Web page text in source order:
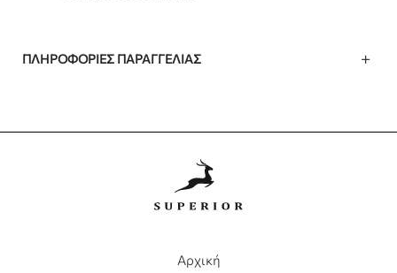
ΠΛΗΡΟΦΟΡΊΕΣ ΠΑΡΑΓΓΕΛΊΑΣ
Αρχική